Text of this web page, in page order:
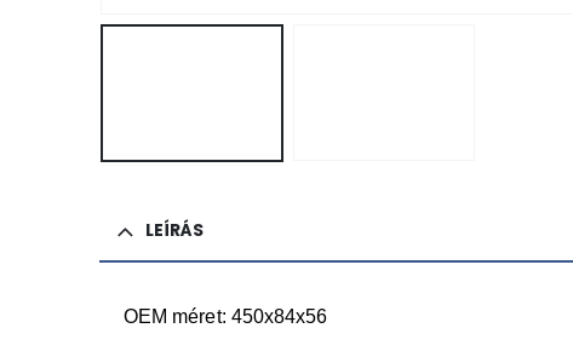
LEÍRÁS
OEM méret: 450x84x56